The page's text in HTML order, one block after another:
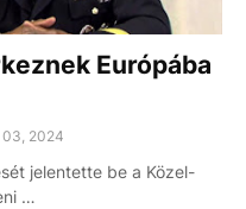
Európába
2024
jelentette be a Közel-
…